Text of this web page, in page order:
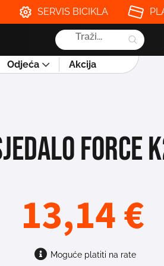
SERVIS BICIKLA
Products
search
Odjeća Akcija
FORCE
13,14€
Moguće platiti na rate